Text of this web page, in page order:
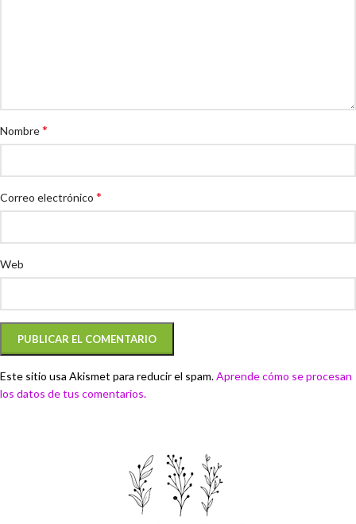
Nombre*
Correo electrónico *
Web
Este sitio usa Akismet para reducir el spam.Aprende cómo se procesan
los datos de tus comentarios.